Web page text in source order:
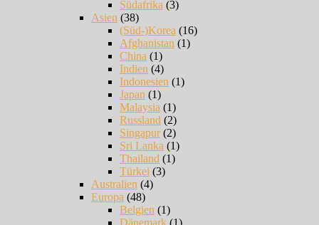
Südafrika (3)
Asien (38)
(Süd-)Korea (16)
Afghanistan (1)
China (1)
Indien (4)
Indonesien (1)
Japan (1)
Malaysia (1)
Russland (2)
Singapur(2)
Sri Lanka (1)
Thailand (1)
Türkei (3)
Australien (4)
Europa (48)
Belgien (1)
Dänemark (1)